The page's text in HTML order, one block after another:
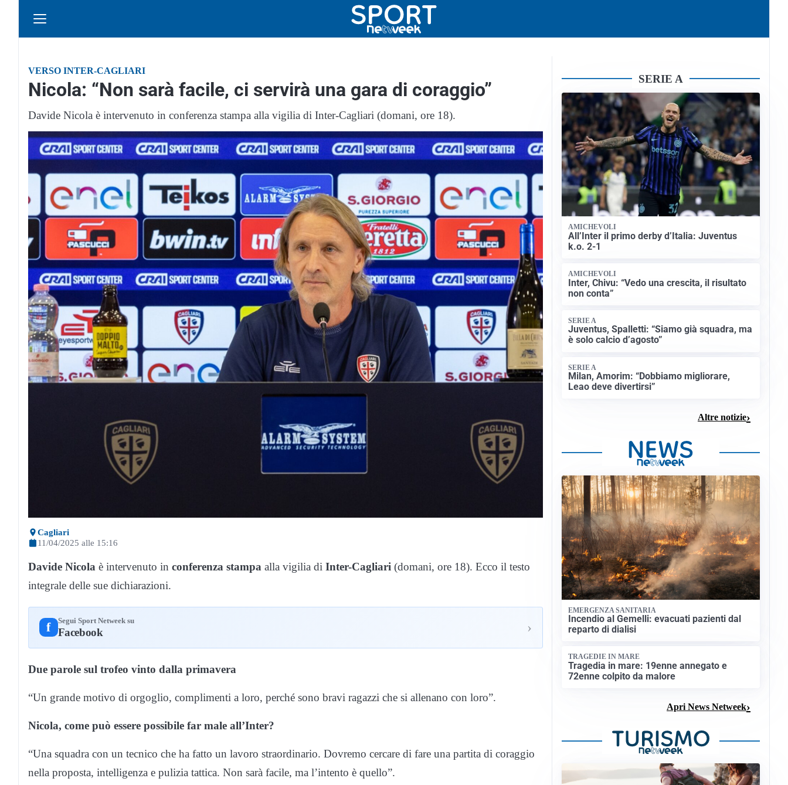
VERSO INTER-CAGLIARI
Nicola: “Non sarà facile, ci servirà una gara di coraggio”
Davide Nicola è intervenuto in conferenza stampa alla vigilia di Inter-Cagliari (domani, ore 18).
Cagliari
11/04/2025 alle 15:16
Davide Nicola è intervenuto in conferenza stampa alla vigilia di Inter-Cagliari (domani, ore 18). Ecco il testo
integrale delle sue dichiarazioni.
f Segui Sport Netweek su
Facebook ›
Due parole sul trofeo vinto dalla primavera
“Un grande motivo di orgoglio, complimenti a loro, perché sono bravi ragazzi che si allenano con loro”.
Nicola, come può essere possibile far male all’Inter?
“Una squadra con un tecnico che ha fatto un lavoro straordinario. Dovremo cercare di fare una partita di coraggio
nella proposta, intelligenza e pulizia tattica. Non sarà facile, ma l’intento è quello”.
SERIE A
AMICHEVOLI
All’Inter il primo derby d’Italia: Juventus
k.o. 2-1
AMICHEVOLI
Inter, Chivu: “Vedo una crescita, il risultato
non conta”
SERIE A
Juventus, Spalletti: “Siamo già squadra, ma
è solo calcio d’agosto”
SERIE A
Milan, Amorim: “Dobbiamo migliorare,
Leao deve divertirsi”
Altre notizie
EMERGENZA SANITARIA
Incendio al Gemelli: evacuati pazienti dal
reparto di dialisi
TRAGEDIE IN MARE
Tragedia in mare: 19enne annegato e
72enne colpito da malore
Apri News Netweek